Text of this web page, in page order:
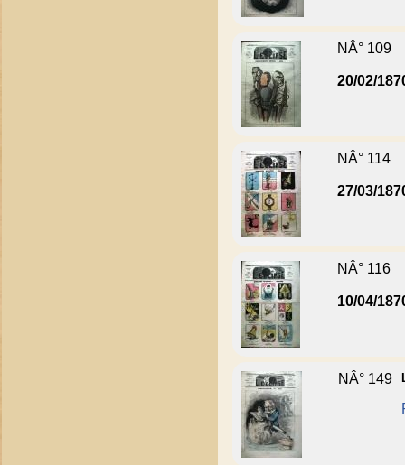
NÂ° 109
20/02/
NÂ° 114
27/03/
NÂ° 116
10/04/
NÂ° 149